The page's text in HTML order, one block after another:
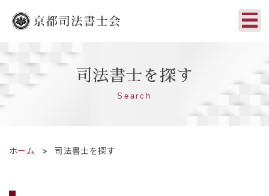
司法書士を探す
Search
ホーム 司法書士を探す